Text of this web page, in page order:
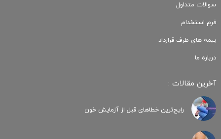
سوالات متداول
فرم استخدام
بیمه های طرف قرارداد
درباره ما
آخرین مقالات :
رایج‌ترین خطاهای قبل از آزمایش خون